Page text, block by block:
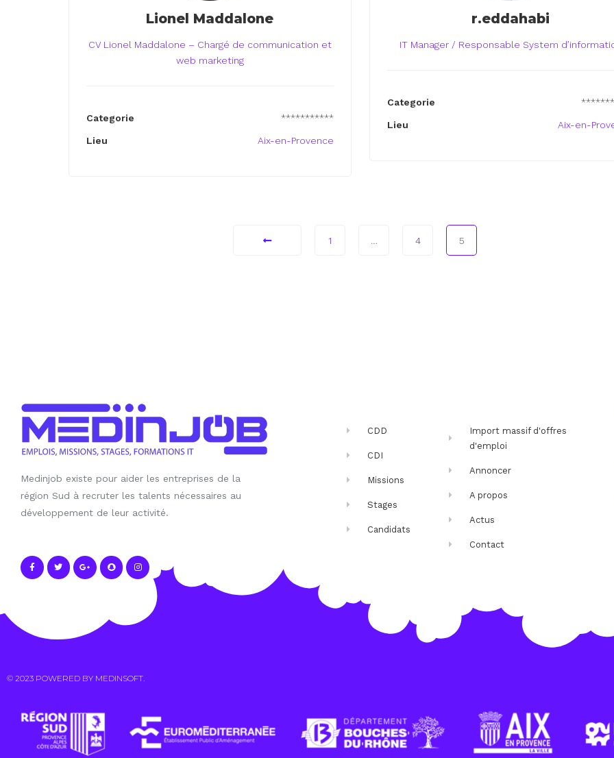
Lionel Maddalone
CV Lionel Maddalone – Chargé de communication et
web marketing
Categorie ***********
Lieu Aix-en-Provence
r.eddahabi
IT Manager / Responsable System
Categorie
Lieu Aix-en-
1 4 5
Medinjob existe pour aider les entreprises de la
région Sud à recruter les talents nécessaires au
développement de leur activité.
CDD
CDI
Missions
Stages
Candidats
Import massif d'offres
d'emploi
Annoncer
A propos
Actus
Contact
© 2023 POWERED BY MEDINSOFT